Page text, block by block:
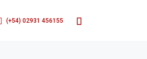
(+54) 02931 456155